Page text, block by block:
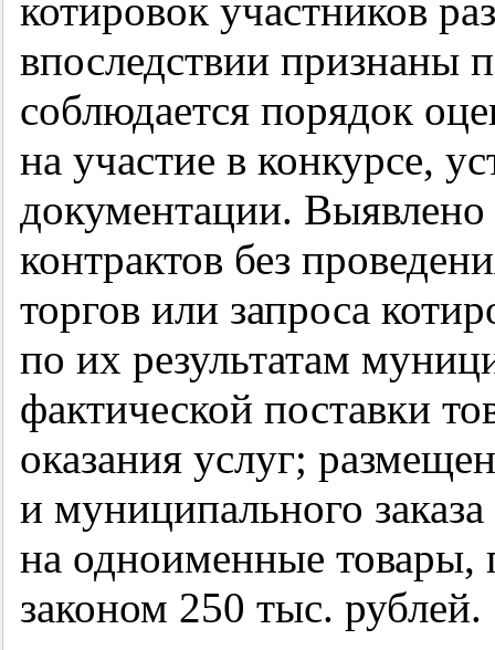
котировок участников
впоследствии признаны
соблюдается порядок
на участие в конкурсе,
документации.
контрактов без
торгов или запроса
по их результатам
фактической поставки
оказания услуг;
и муниципального
на одноименные
законом 250 тыс. рублей.